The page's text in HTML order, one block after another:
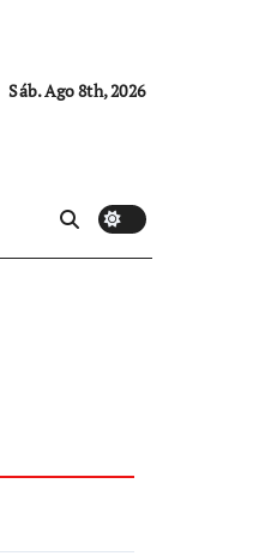
Sáb. Ago 8th, 2026